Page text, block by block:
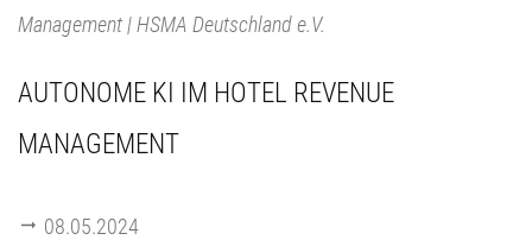
Management | HSMA Deutschland e.V.
AUTONOME KI IM HOTEL REVENUE
MANAGEMENT
08.05.2024